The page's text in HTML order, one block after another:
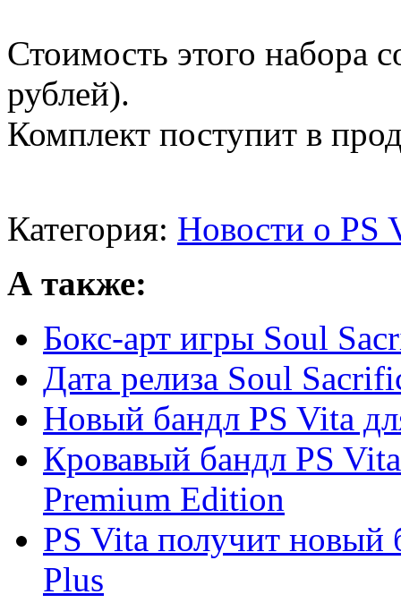
Стоимость этого набора
рублей).
Комплект поступит в
Категория: Новости о PS
А также:
Бокс-арт игры Soul
Дата релиза Soul
Новый бандл PS Vita
Кровавый бандл PS
Premium Edition
PS Vita получит новый
Plus